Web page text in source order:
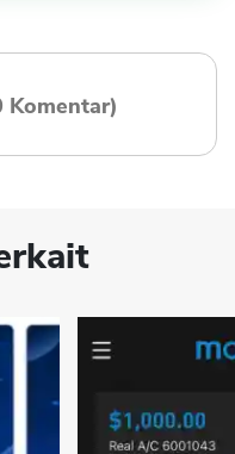
Komentar)